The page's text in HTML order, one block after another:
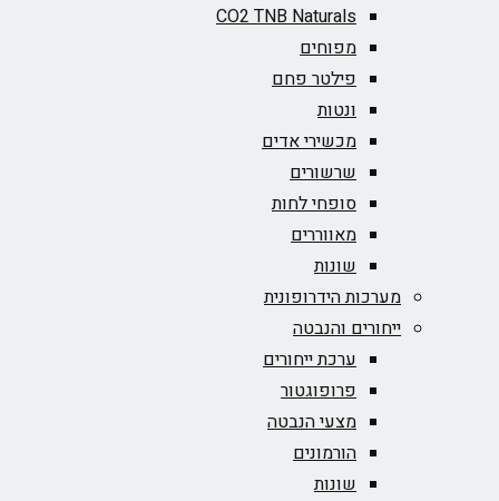
CO2 TNB Naturals
מפוחים
פילטר פחם
ונטות
מכשירי אדים
שרשורים
סופחי לחות
מאווררים
שונות
מערכות הידרופונית
ייחורים והנבטה
ערכת ייחורים
פרופוגטור
מצעי הנבטה
הורמונים
שונות